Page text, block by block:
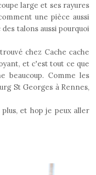
large et ses rayures
une pièce aussi
talons aussi pourquoi
chez Cache cache
et c'est tout ce que
beaucoup. Comme les
St Georges à Rennes,
et hop je peux aller